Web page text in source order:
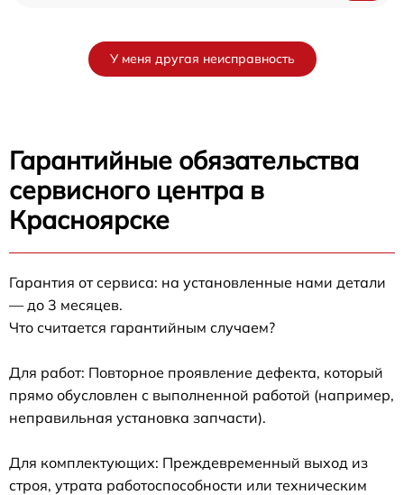
У меня другая неисправность
Гарантийные обязательства
сервисного центра в
Красноярске
Гарантия от сервиса: на установленные нами детали
— до 3 месяцев.
Что считается гарантийным случаем?
Для работ: Повторное проявление дефекта, который
прямо обусловлен с выполненной работой (например,
неправильная установка запчасти).
Для комплектующих: Преждевременный выход из
строя, утрата работоспособности или техническим